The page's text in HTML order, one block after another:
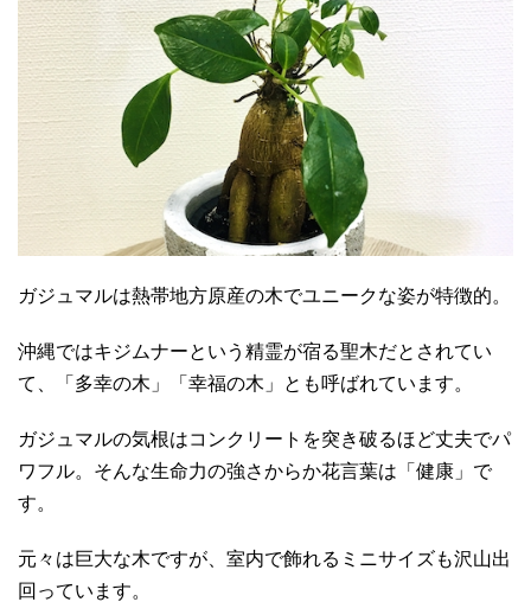
ガジュマルは熱帯地方原産の木でユニークな姿が特徴的。
沖縄ではキジムナーという精霊が宿る聖木だとされてい
て、「多幸の木」「幸福の木」とも呼ばれています。
ガジュマルの気根はコンクリートを突き破るほど丈夫でパ
ワフル。そんな生命力の強さからか花言葉は「健康」で
す。
元々は巨大な木ですが、室内で飾れるミニサイズも沢山出
回っています。